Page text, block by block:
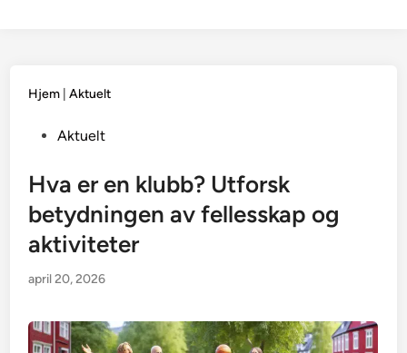
Hjem |Aktuelt
PostedAktuelt
Hva er en klubb? Utforsk
betydningen av fellesskap og
aktiviteter
april 20, 2026